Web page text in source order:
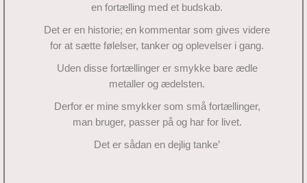
en fortælling med et budskab.
Det er en historie; en kommentar som gives videre
for at sætte følelser, tanker og oplevelser i gang.
Uden disse fortællinger er smykke bare ædle
metaller og ædelsten.
Derfor er mine smykker som små fortællinger,
man bruger, passer på og har for livet.
Det er sådan en dejlig tanke’